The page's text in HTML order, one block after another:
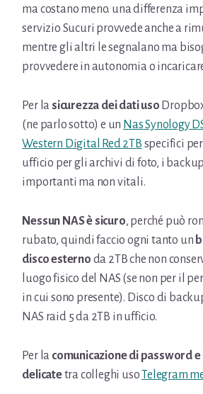
ma costano meno. una differenza
servizio Sucuri provvede anche a
mentre gli altri le segnalano ma
provvedere in autonomia o
Per la sicurezza dei dati uso
(ne parlo sotto) e un Nas Synology
Western Digital Red 2TB specifici
ufficio per gli archivi di foto, i
importanti ma non vitali.
Nessun NAS è sicuro, perché può
rubato, quindi faccio ogni tanto un
disco esterno da 2TB che non
luogo fisico del NAS (se non per il
in cui sono presente). Disco di
NAS raid 5 da 2TB in ufficio.
Per la comunicazione di password
delicatetra colleghi usoTelegram